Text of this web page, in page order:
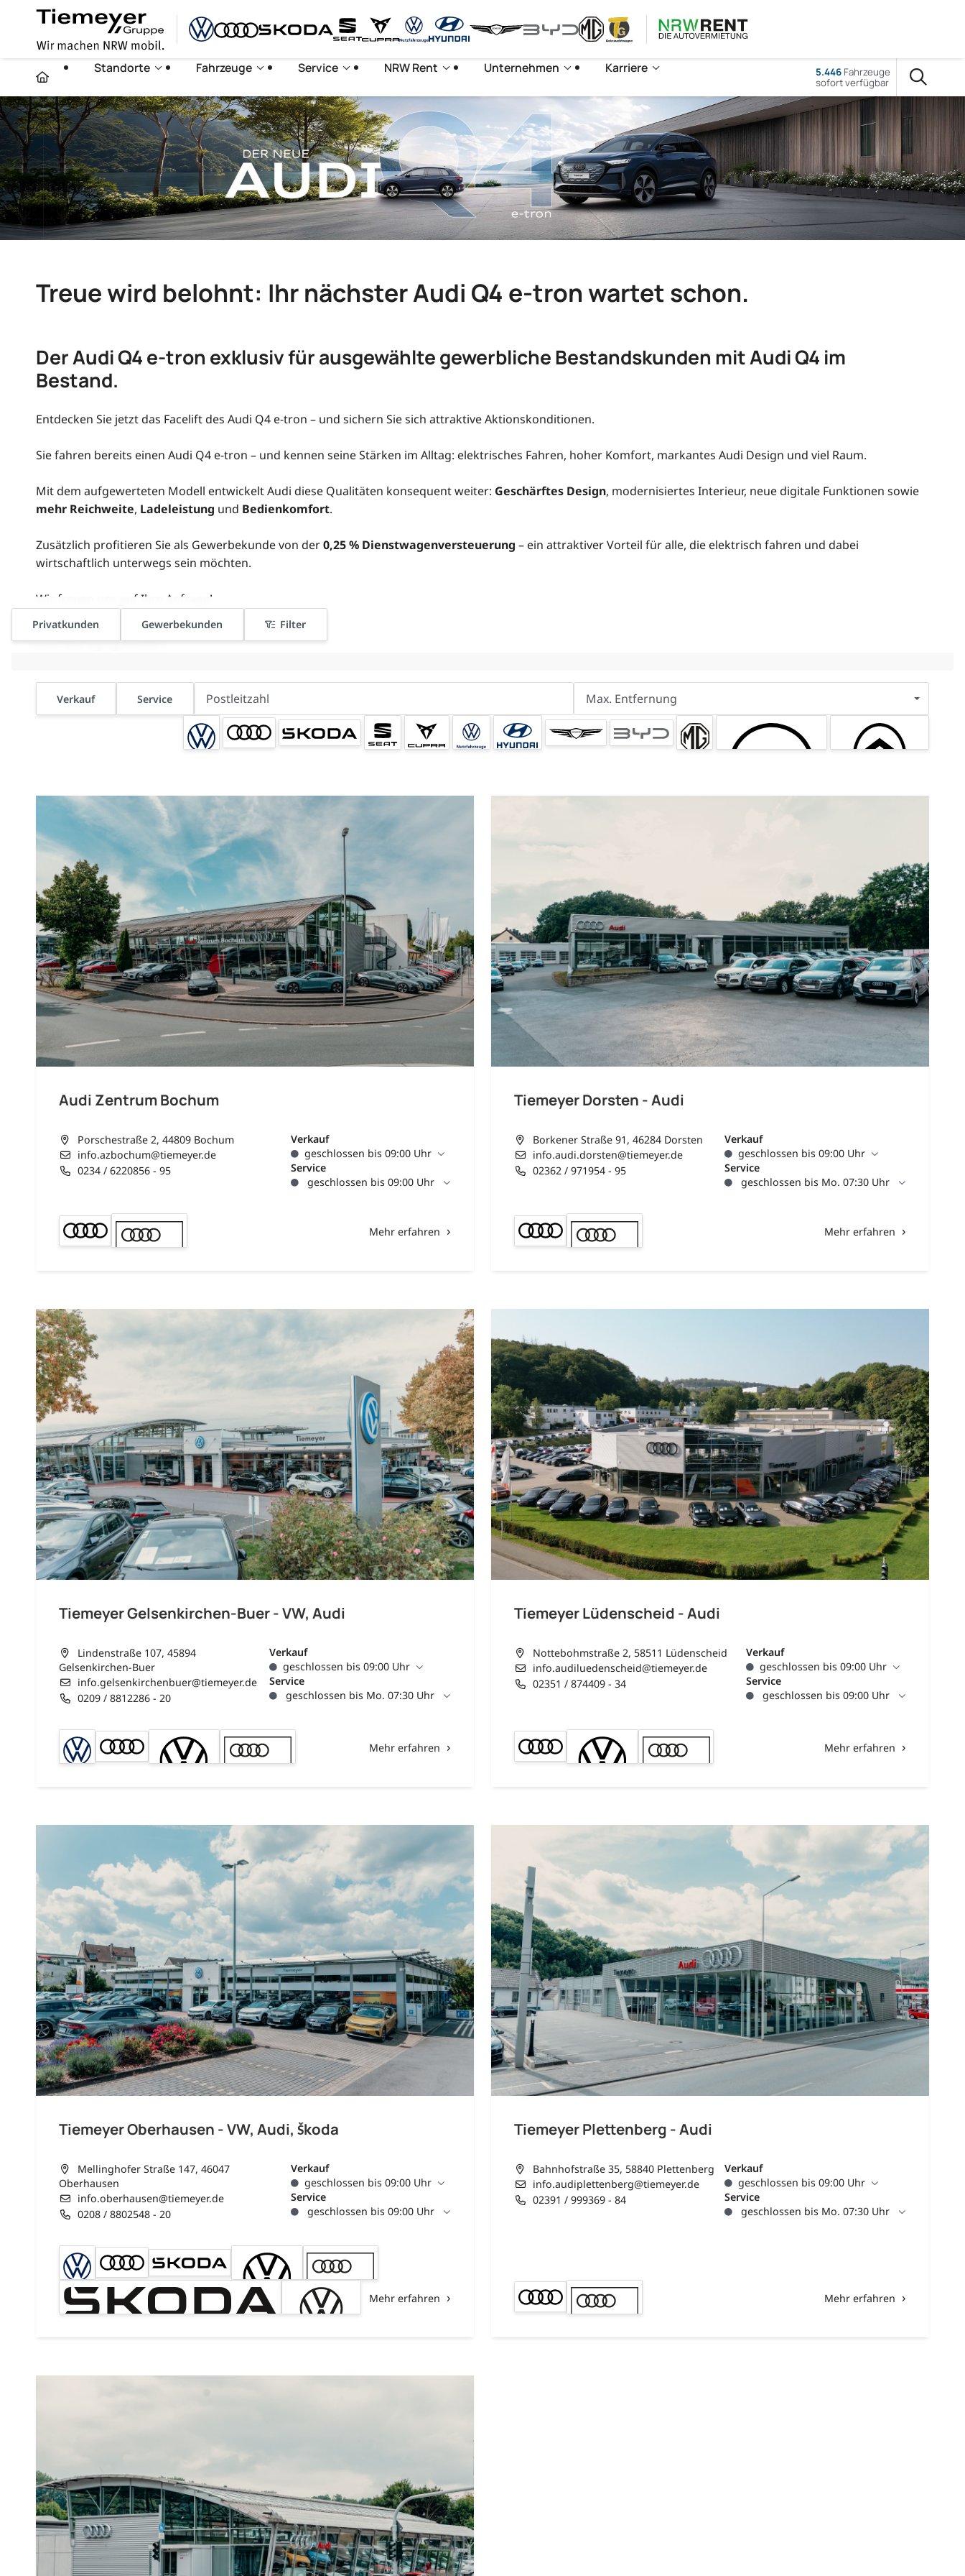
Standorte Fahrzeuge Service NRW Rent Unternehmen Karriere 5.446Fahrzeuge
sofort verfügbar
Treue wird belohnt: Ihr nächster Audi Q4 e-tron wartet schon.
Der Audi Q4 e-tron exklusiv für ausgewählte gewerbliche Bestandskunden mit Audi Q4 im
Bestand.
Entdecken Sie jetzt das Facelift des Audi Q4 e-tron – und sichern Sie sich attraktive Aktionskonditionen.
Sie fahren bereits einen Audi Q4 e-tron – und kennen seine Stärken im Alltag: elektrisches Fahren, hoher Komfort, markantes Audi Design und viel Raum.
Mit dem aufgewerteten Modell entwickelt Audi diese Qualitäten konsequent weiter: Geschärftes Design, modernisiertes Interieur, neue digitale Funktionen sowie
mehr Reichweite, Ladeleistung und Bedienkomfort.
Zusätzlich profitieren Sie als Gewerbekunde von der0,25 % Dienstwagenversteuerung – ein attraktiver Vorteil für alle, die elektrisch fahren und dabei
wirtschaftlich unterwegs sein möchten.
Wir freuen uns auf Ihre Anfrage!
Privatkunden Gewerbekunden Filter
Keine Beiträge gefunden.
Verkauf Service Max. Entfernung
Audi Zentrum Bochum
Porschestraße 2, 44809 Bochum
info.azbochum@tiemeyer.de
0234 / 6220856 - 95
Verkauf
geschlossen bis 09:00 Uhr
Service
geschlossen bis 09:00 Uhr
Mehr erfahren
Tiemeyer Dorsten - Audi
Borkener Straße 91, 46284 Dorsten
info.audi.dorsten@tiemeyer.de
02362 / 971954 - 95
Verkauf
geschlossen bis 09:00 Uhr
Service
geschlossen bis Mo. 07:30 Uhr
Mehr erfahren
Tiemeyer Gelsenkirchen-Buer - VW, Audi
Lindenstraße 107, 45894
Gelsenkirchen-Buer
info.gelsenkirchenbuer@tiemeyer.de
0209 / 8812286 - 20
Verkauf
geschlossen bis 09:00 Uhr
Service
geschlossen bis Mo. 07:30 Uhr
Mehr erfahren
Tiemeyer Lüdenscheid - Audi
Nottebohmstraße 2, 58511 Lüdenscheid
info.audiluedenscheid@tiemeyer.de
02351 / 874409 - 34
Verkauf
geschlossen bis 09:00 Uhr
Service
geschlossen bis 09:00 Uhr
Mehr erfahren
Tiemeyer Oberhausen - VW, Audi, Škoda
Mellinghofer Straße 147, 46047
Oberhausen
info.oberhausen@tiemeyer.de
0208 / 8802548 - 20
Verkauf
geschlossen bis 09:00 Uhr
Service
geschlossen bis 09:00 Uhr
Mehr erfahren
Tiemeyer Plettenberg - Audi
Bahnhofstraße 35, 58840 Plettenberg
info.audiplettenberg@tiemeyer.de
02391 / 999369 - 84
Verkauf
geschlossen bis 09:00 Uhr
Service
geschlossen bis Mo. 07:30 Uhr
Mehr erfahren